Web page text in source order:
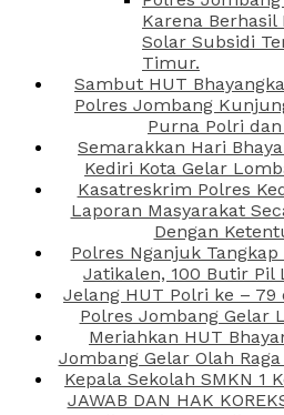
Karena
Solar Subsidi
Timur.
Sambut HUT
Polres Jombang
Purna Polri
Semarakkan Hari
Kediri Kota Gelar
Kasatreskrim Polres
Laporan Masyarakat
Dengan
Polres Nganjuk
Jatikalen, 100 Butir Pil
Jelang HUT Polri ke –
Polres Jombang Gelar
Meriahkan HUT
Jombang Gelar Olah
Kepala Sekolah SMKN 1
JAWAB DAN HAK